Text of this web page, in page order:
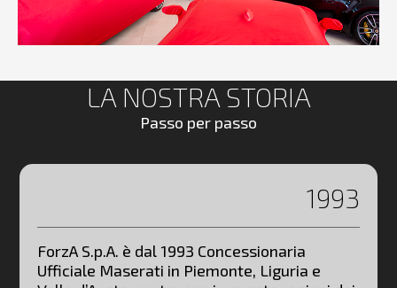
LA NOSTRA STORIA
Passo per passo
1993
ForzA S.p.A. è dal 1993 Concessionaria
Ufficiale Maserati in Piemonte, Liguria e